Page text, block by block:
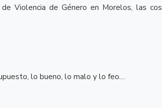
Violencia de Género en Morelos, las
lo bueno, lo malo y lo feo…